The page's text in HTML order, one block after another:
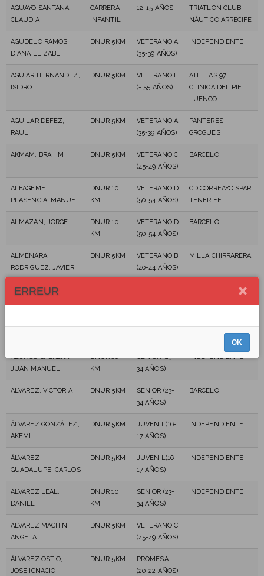
AGUAYO SANTANA,
CLAUDIA
CARRERA
INFANTIL
12-15 AÑOS
TRIATLON CLUB
NÁUTICO ARRECIFE
AGUDELO RAMOS,
DIANA ELIZABETH
DNUR 5KM
VETERANO A
(35-39 AÑOS)
INDEPENDIENTE
AGUIAR HERNANDEZ,
ISIDRO
DNUR 5KM
VETERANO E
(+ 55 AÑOS)
ATLETAS 97
CLINICA DEL PIE
LUENGO
AGUILAR DEFEZ,
RAUL
DNUR 5KM
VETERANO A
(35-39 AÑOS)
PANTERES
GROGUES
AKMAM, BRAHIM DNUR 5KM
VETERANO C
(45-49 AÑOS)
BARCELO
ALFAGEME
PLASENCIA, MANUEL
DNUR 10
KM
VETERANO D
(50-54 AÑOS)
CD CORREAYO SPAR
TENERIFE
ALMAZAN, JORGE
DNUR 10
KM
VETERANO D
(50-54 AÑOS)
BARCELO
ALMENARA
RODRIGUEZ, JAVIER
DNUR 5KM
VETERANO B
(40-44 AÑOS)
MILLA CHIRRARERA
ALONSO GONZÁLEZ,
ALONSO CABRERA,
JUAN MANUEL
DNUR 10
KM
SENIOR (23-
34 AÑOS)
INDEPENDIENTE
ALVAREZ, VICTORIA DNUR 5KM
SENIOR (23-
34 AÑOS)
BARCELO
ÁLVAREZ GONZÁLEZ,
AKEMI
DNUR 5KM
JUVENIL(16-
17 AÑOS)
INDEPENDIENTE
ÁLVAREZ
GUADALUPE, CARLOS
DNUR 5KM
JUVENIL(16-
17 AÑOS)
INDEPENDIENTE
ALVAREZ LEAL,
DANIEL
DNUR 10
KM
SENIOR (23-
34 AÑOS)
INDEPENDIENTE
ALVAREZ MACHIN,
ANGELA
DNUR 5KM
VETERANO C
(45-49 AÑOS)
ÁLVAREZ OSTIO,
JOSE IGNACIO
DNUR 5KM
PROMESA
(20-22 AÑOS)
ERREUR
OK